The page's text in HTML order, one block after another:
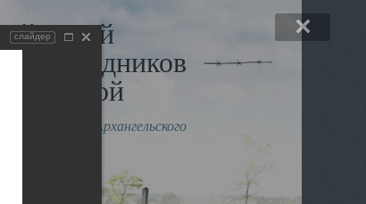
музей
исповедников
Архангельского
Даниила
слайдер